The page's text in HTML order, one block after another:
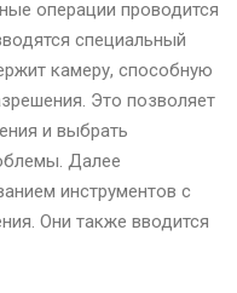
операции проводится
специальный
камеру, способную
Это позволяет
и выбрать
Далее
инструментов с
Они также вводится